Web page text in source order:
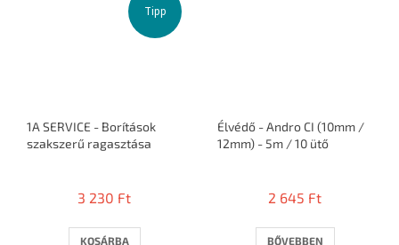
Tipp
1A SERVICE - Borítások
szakszerű ragasztása
átlagos
5-
3 230 Ft
KOSÁRBA
Élvédő - Andro CI (10mm /
12mm) - 5m / 10 ütő
átlagos
5-
2 645 Ft
BŐVEBBEN